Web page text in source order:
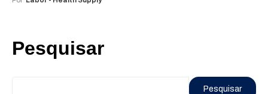
Pesquisar
Pesquisar